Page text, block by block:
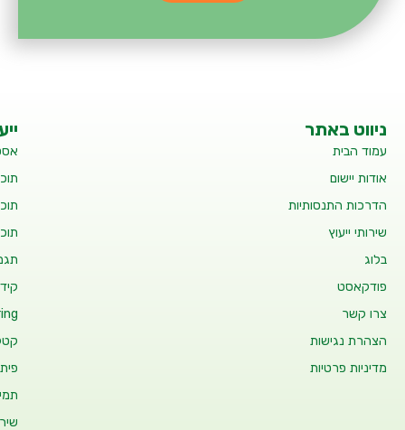
ניווט באתר
עמוד הבית
אודות יישום
הדרכות התנסותיות
שירותי ייעוץ
בלוג
פודקאסט
צרו קשר
הצהרת נגישות
מדיניות פרטיות